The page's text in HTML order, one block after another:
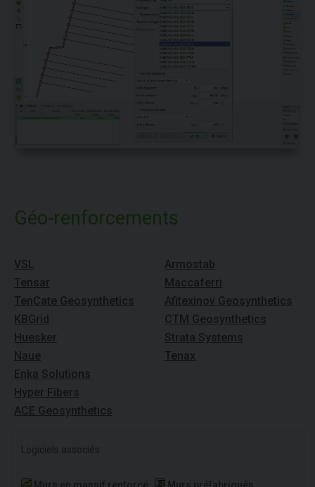
Géo-renforcements
VSL
Tensar
TenCate Geosynthetics
KBGrid
Huesker
Naue
Enka Solutions
Hyper Fibers
ACE Geosynthetics
Armostab
Maccaferri
Afitexinov Geosynthetics
CTM Geosynthetics
Strata Systems
Tenax
Logiciels associés: